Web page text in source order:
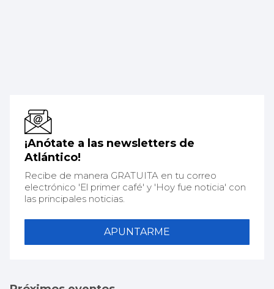
¡Anótate a las newsletters de
Atlántico!
Recibe de manera GRATUITA en tu correo
electrónico 'El primer café' y 'Hoy fue noticia' con
las principales noticias.
APUNTARME